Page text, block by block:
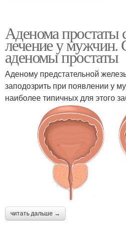
Аденома
лечение у
аденомы простаты
Аденому предстательной
заподозрить при появлении у
наиболее типичных для этого
читать дальше →